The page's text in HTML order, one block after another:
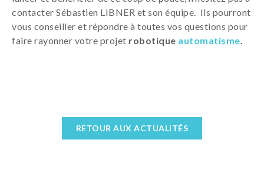
contacter Sébastien LIBNER et son équipe. Ils pourront
vous conseiller et répondre à toutes vos questions pour
faire rayonner votre projet robotique automatisme.
RETOUR AUX ACTUALITÉS